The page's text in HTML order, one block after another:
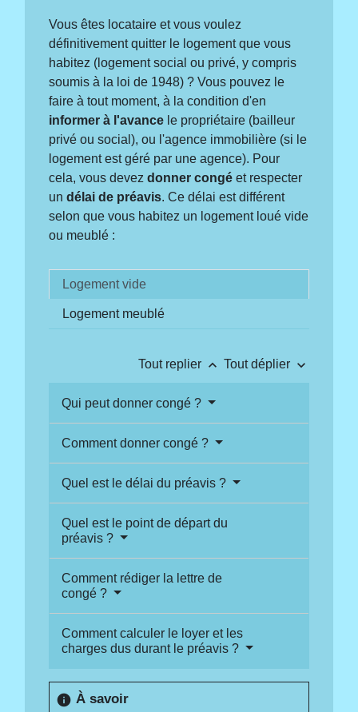
Vous êtes locataire et vous voulez
définitivement quitter le logement que vous
habitez (logement social ou privé, y compris
soumis à la loi de 1948) ? Vous pouvez le
faire à tout moment, à la condition d'en
informer à l'avance le propriétaire (bailleur
privé ou social), ou l'agence immobilière (si le
logement est géré par une agence). Pour
cela, vous devezdonner congé et respecter
undélai de préavis. Ce délai est différent
selon que vous habitez un logement loué vide
ou meublé :
Logement vide
Logement meublé
Tout replier keyboard_arrow_up Tout déplier keyboard_arrow_down
Qui peut donner congé ?
Comment donner congé ?
Quel est le délai du préavis ?
Quel est le point de départ du
préavis ?
Comment rédiger la lettre de
congé ?
Comment calculer le loyer et les
charges dus durant le préavis ?
info À savoir